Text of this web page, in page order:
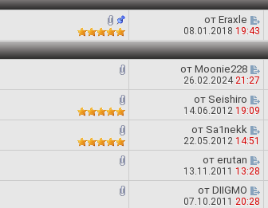
от Eraxle
08.01.2018 19:43
от Moonie228
26.02.2024 21:27
от Seishiro
14.06.2012 19:09
от Sa1nekk
22.05.2012 14:51
от erutan
13.11.2011 13:28
от DIIGMO
07.10.2011 20:28